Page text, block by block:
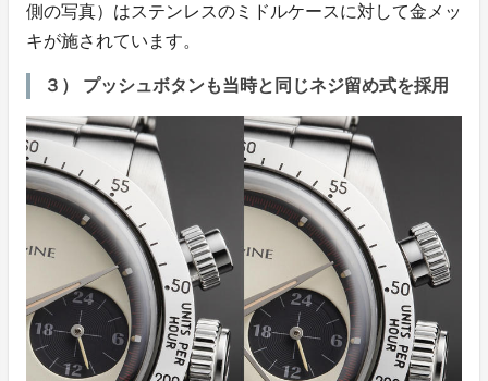
側の写真）はステンレスのミドルケースに対して金メッ
キが施されています。
３） プッシュボタンも当時と同じネジ留め式を採用